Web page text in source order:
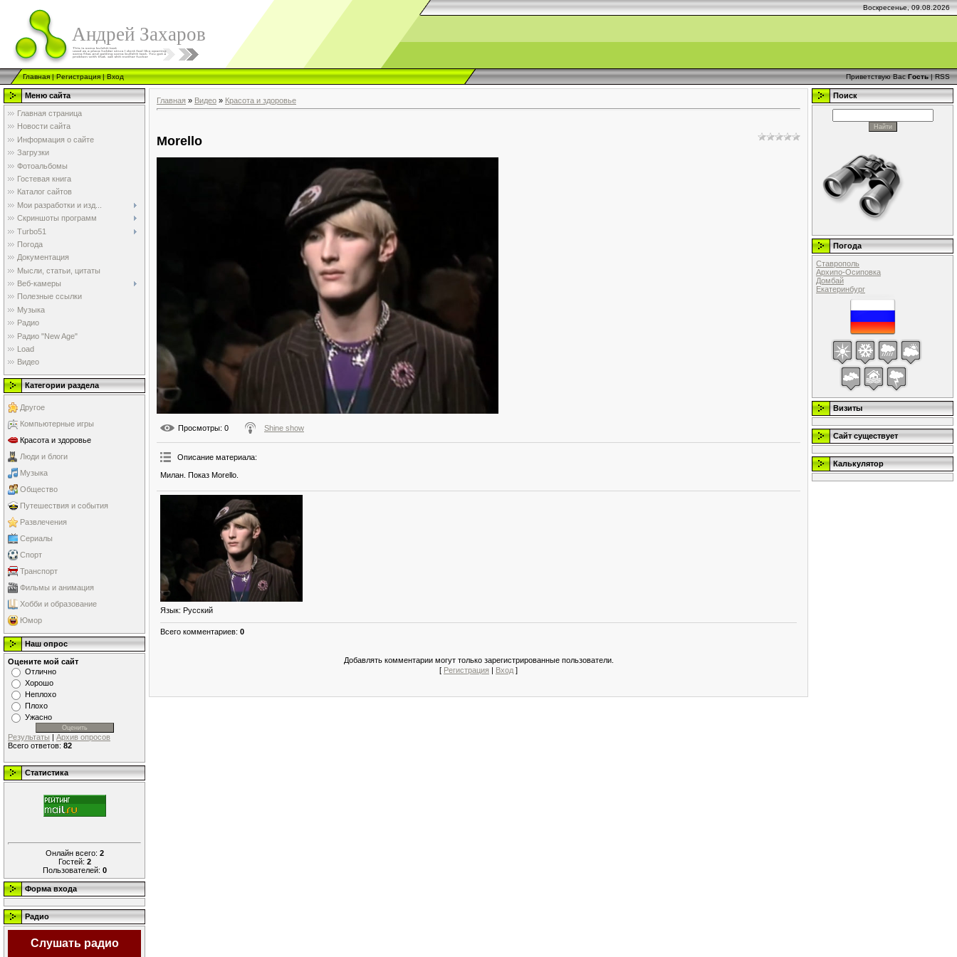
Воскресенье, 09.08.2026
Андрей Захаров
Главная|Регистрация|Вход Приветствую Вас Гость|RSS
Меню сайта
Главная страница
Новости сайта
Информация о сайте
Загрузки
Фотоальбомы
Гостевая книга
Каталог сайтов
Мои разработки и изд...
Скриншоты программ
Turbo51
Погода
Документация
Мысли, статьи, цитаты
Веб-камеры
Полезные ссылки
Музыка
Радио
Радио "New Age"
Load
Видео
Категории раздела
Другое
Компьютерные игры
Красота и здоровье
Люди и блоги
Музыка
Общество
Путешествия и события
Развлечения
Сериалы
Спорт
Транспорт
Фильмы и анимация
Хобби и образование
Юмор
Наш опрос
Оцените мой сайт
Отлично
Хорошо
Неплохо
Плохо
Ужасно
Результаты | Архив опросов
Всего ответов: 82
Статистика
Онлайн всего: 2
Гостей: 2
Пользователей: 0
Форма входа
Радио
Слушать радио
Главная » Видео » Красота и здоровье
Morello
Просмотры: 0 Shine show
Описание материала:
Милан. Показ Morello.
Язык: Русский
Всего комментариев: 0
Добавлять комментарии могут только зарегистрированные пользователи.
[ Регистрация | Вход ]
Поиск
Погода
Ставрополь
Архипо-Осиповка
Домбай
Екатеринбург
Визиты
Сайт существует
Калькулятор